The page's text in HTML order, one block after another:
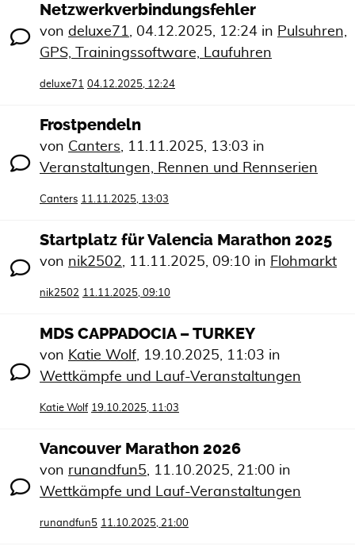
Netzwerkverbindungsfehler
von deluxe71, 04.12.2025, 12:24 in Pulsuhren,
GPS, Trainingssoftware, Laufuhren
deluxe71 04.12.2025, 12:24
Frostpendeln
von Canters, 11.11.2025, 13:03 in
Veranstaltungen, Rennen und Rennserien
Canters 11.11.2025, 13:03
Startplatz für Valencia Marathon 2025
von nik2502, 11.11.2025, 09:10 in Flohmarkt
nik2502 11.11.2025, 09:10
MDS CAPPADOCIA – TURKEY
von Katie Wolf, 19.10.2025, 11:03 in
Wettkämpfe und Lauf-Veranstaltungen
Katie Wolf 19.10.2025, 11:03
Vancouver Marathon 2026
von runandfun5, 11.10.2025, 21:00 in
Wettkämpfe und Lauf-Veranstaltungen
runandfun5 11.10.2025, 21:00